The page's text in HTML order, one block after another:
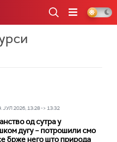
ЈУЛ 2026, 13:28 -> 13:32
од сутра у
дугу – потрошили смо
брже него што природа